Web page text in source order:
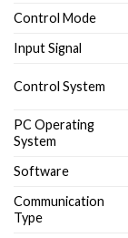
Control Mode
Input Signal
Control System
PC Operating
System
Software
Communication
Type